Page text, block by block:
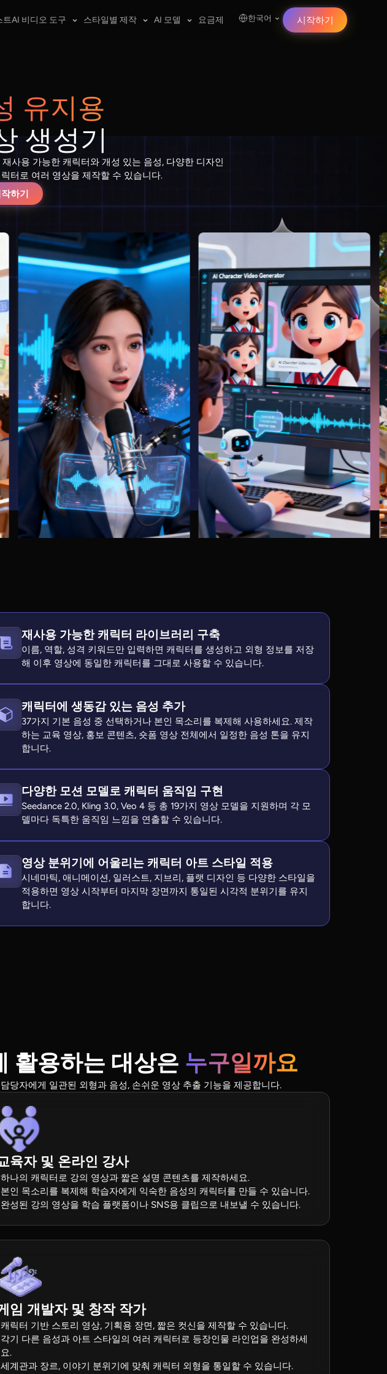
트AI 비디오 도구 스타일별 제작 AI 모델 요금제 한국어 시작하기
유지용
생성기
사용 가능한 캐릭터와 개성 있는 음성, 다양한 디자인
터로 여러 영상을 제작할 수 있습니다.
하기
재사용 가능한 캐릭터 라이브러리 구축
이름, 역할, 성격 키워드만 입력하면 캐릭터를 생성하고 외형 정보를 저장
해 이후 영상에 동일한 캐릭터를 그대로 사용할 수 있습니다.
캐릭터에 생동감 있는 음성 추가
37가지 기본 음성 중 선택하거나 본인 목소리를 복제해 사용하세요. 제작
하는 교육 영상, 홍보 콘텐츠, 숏폼 영상 전체에서 일정한 음성 톤을 유지
합니다.
다양한 모션 모델로 캐릭터 움직임 구현
Seedance 2.0, Kling 3.0, Veo 4 등 총 19가지 영상 모델을 지원하며 각 모
델마다 독특한 움직임 느낌을 연출할 수 있습니다.
영상 분위기에 어울리는 캐릭터 아트 스타일 적용
시네마틱, 애니메이션, 일러스트, 지브리, 플랫 디자인 등 다양한 스타일을
적용하면 영상 시작부터 마지막 장면까지 통일된 시각적 분위기를 유지
합니다.
활용하는 대상은 누구일까요
당자에게 일관된 외형과 음성, 손쉬운 영상 추출 기능을 제공합니다.
육자 및 온라인 강사
하나의 캐릭터로 강의 영상과 짧은 설명 콘텐츠를 제작하세요.
본인 목소리를 복제해 학습자에게 익숙한 음성의 캐릭터를 만들 수 있습니다.
완성된 강의 영상을 학습 플랫폼이나 SNS용 클립으로 내보낼 수 있습니다.
임 개발자 및 창작 작가
캐릭터 기반 스토리 영상, 기획용 장면, 짧은 컷신을 제작할 수 있습니다.
각기 다른 음성과 아트 스타일의 여러 캐릭터로 등장인물 라인업을 완성하세
요.
세계관과 장르, 이야기 분위기에 맞춰 캐릭터 외형을 통일할 수 있습니다.